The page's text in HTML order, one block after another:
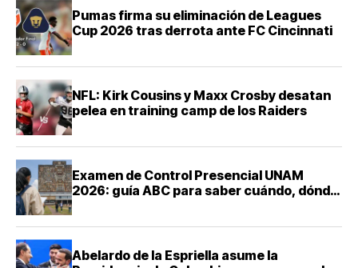
Pumas firma su eliminación de Leagues
Cup 2026 tras derrota ante FC Cincinnati
NFL: Kirk Cousins y Maxx Crosby desatan
pelea en training camp de los Raiders
Examen de Control Presencial UNAM
2026: guía ABC para saber cuándo, dónde
Abelardo de la Espriella asume la